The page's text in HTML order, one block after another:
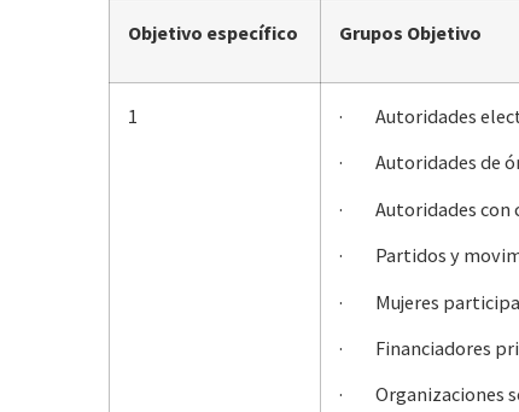
Objetivo específico Grupos Objetivo
1
· Autoridades
· Autoridades de
· Autoridades con
· Partidos y
· Mujeres
· Financiadores
· Organizaciones